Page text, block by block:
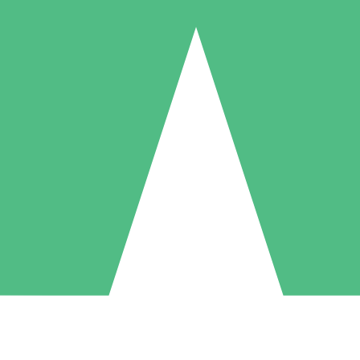
Individuele Creditpakketten
per gebruik met downloadtegoeden. Geen maandelijkse verplichting
5 Downloaden
US$